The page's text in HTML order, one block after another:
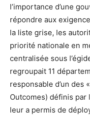
l’importance d’une
répondre aux
la liste grise, les
priorité nationale en
centralisée sous
regroupait 11
responsable d’un des
Outcomes) définis par
leur a permis de